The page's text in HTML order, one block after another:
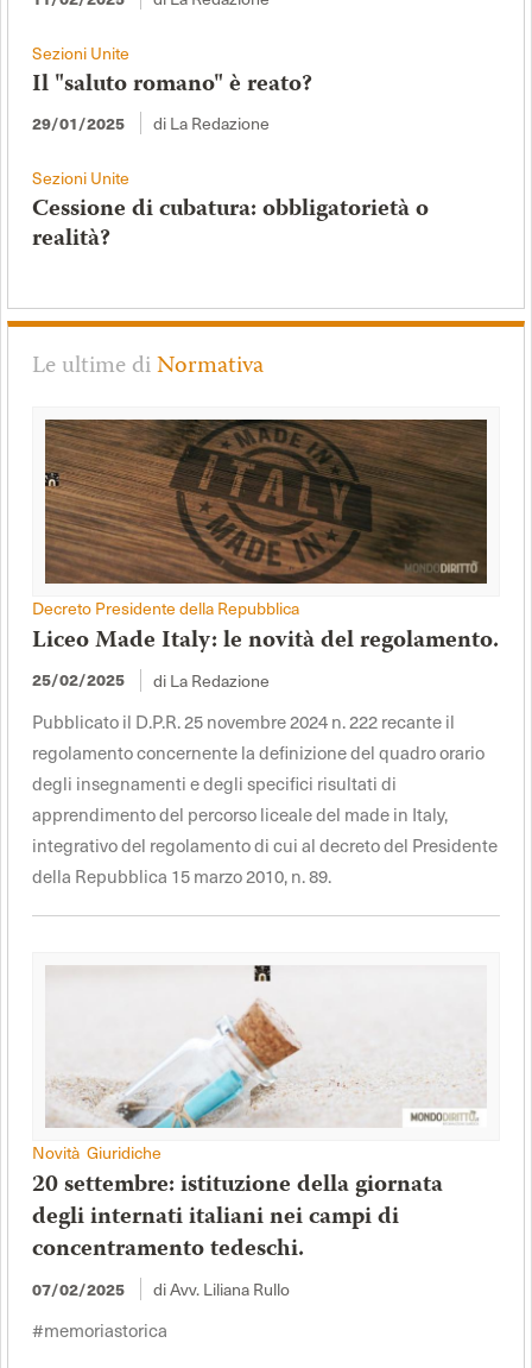
Sezioni Unite
Il "saluto romano" è reato?
29/01/2025 di La Redazione
Sezioni Unite
Cessione di cubatura: obbligatorietà o
realità?
Le ultime diNormativa
Decreto Presidente della Repubblica
Liceo Made Italy: le novità del regolamento.
25/02/2025 di La Redazione
Pubblicato il D.P.R. 25 novembre 2024 n. 222 recante il
regolamento concernente la definizione del quadro orario
degli insegnamenti e degli specifici risultati di
apprendimento del percorso liceale del made in Italy,
integrativo del regolamento di cui al decreto del Presidente
della Repubblica 15 marzo 2010, n. 89.
Novità Giuridiche
20 settembre: istituzione della giornata
degli internati italiani nei campi di
concentramento tedeschi.
07/02/2025 di Avv. Liliana Rullo
#memoriastorica